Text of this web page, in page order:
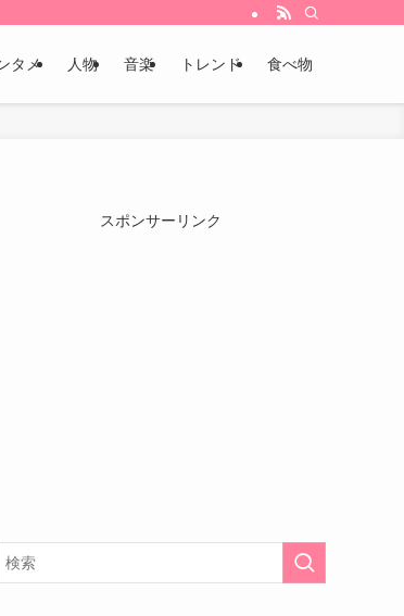
タメ 人物 音楽 トレンド 食べ物
スポンサーリンク